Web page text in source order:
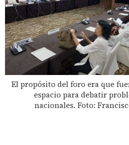
El propósito del foro era que
espacio para debatir
nacionales. Foto: